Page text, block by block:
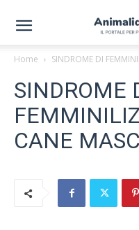
Home SINDROME DI
SINDROME
CANE